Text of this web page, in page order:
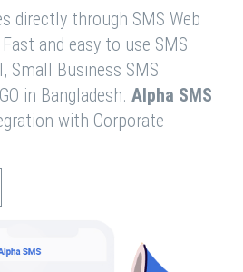
directly through SMS Web
and easy to use SMS
Small Business SMS
in Bangladesh. Alpha SMS
with Corporate